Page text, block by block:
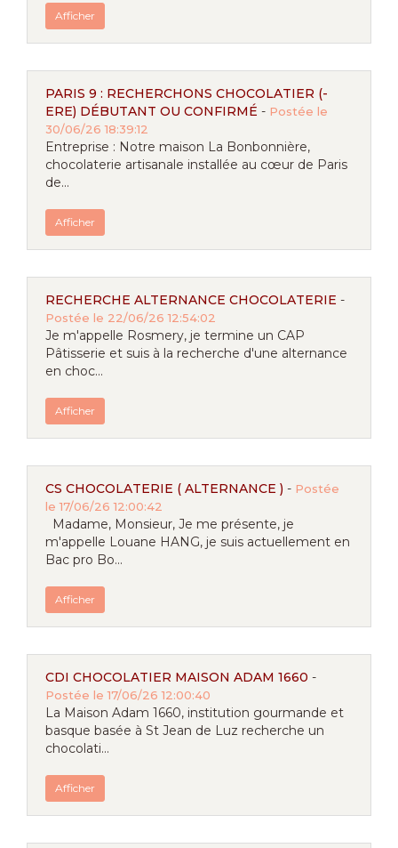
Afficher
PARIS 9 : RECHERCHONS CHOCOLATIER (-
ERE) DÉBUTANT OU CONFIRMÉ - Postée le
30/06/26 18:39:12
Entreprise : Notre maison La Bonbonnière,
chocolaterie artisanale installée au cœur de Paris
de...
Afficher
RECHERCHE ALTERNANCE CHOCOLATERIE -
Postée le 22/06/26 12:54:02
Je m'appelle Rosmery, je termine un CAP
Pâtisserie et suis à la recherche d'une alternance
en choc...
Afficher
CS CHOCOLATERIE ( ALTERNANCE ) - Postée
le 17/06/26 12:00:42
Madame, Monsieur, Je me présente, je
m'appelle Louane HANG, je suis actuellement en
Bac pro Bo...
Afficher
CDI CHOCOLATIER MAISON ADAM 1660 -
Postée le 17/06/26 12:00:40
La Maison Adam 1660, institution gourmande et
basque basée à St Jean de Luz recherche un
chocolati...
Afficher